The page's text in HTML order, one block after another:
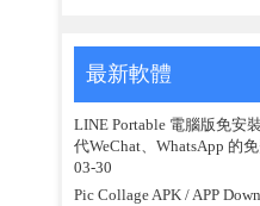
最新軟體
LINE Portable 電腦版免安
代WeChat、WhatsApp 的
03-30
Pic Collage APK / APP